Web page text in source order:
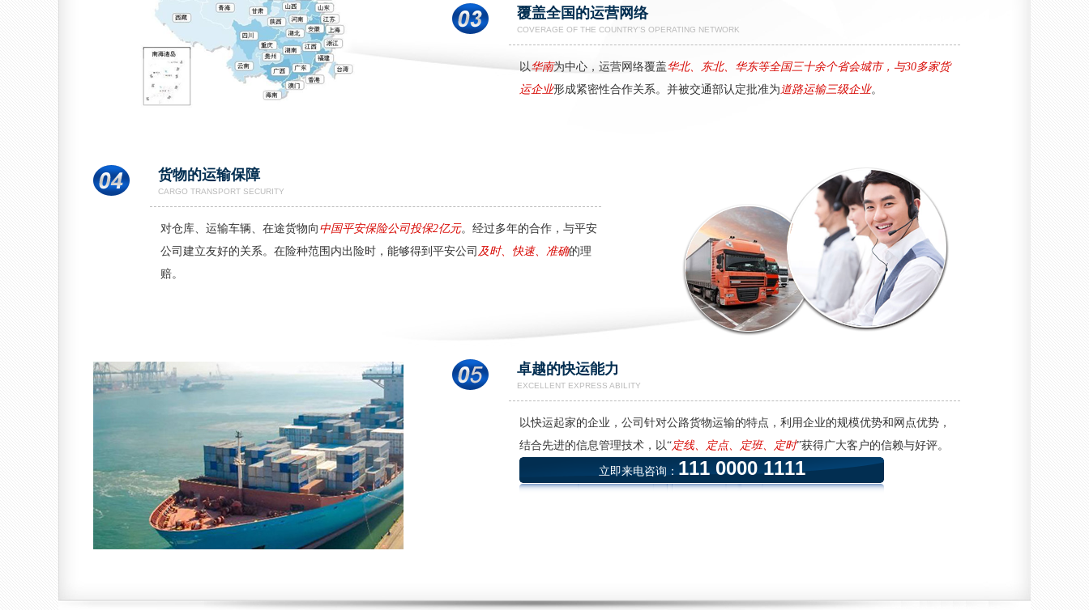
覆盖全国的运营网络
COVERAGE OF THE COUNTRY'S OPERATING NETWORK
以华南为中心，运营网络覆盖华北、东北、华东等全国三十余个省会城市，与30多家货
运企业形成紧密性合作关系。并被交通部认定批准为道路运输三级企业。
货物的运输保障
CARGO TRANSPORT SECURITY
对仓库、运输车辆、在途货物向 中国平安保险公司投保2亿元。经过多年的合作，与平安
公司建立友好的关系。在险种范围内出险时，能够得到平安公司 及时、快速、准确的理
赔。
卓越的快运能力
EXCELLENT EXPRESS ABILITY
以快运起家的企业，公司针对公路货物运输的特点，利用企业的规模优势和网点优势，
结合先进的信息管理技术，以“定线、定点、定班、定时”获得广大客户的信赖与好评。
立即来电咨询： 111 0000 1111